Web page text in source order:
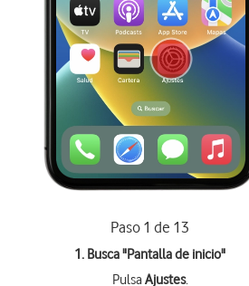
Paso 1 de 13
1. Busca "Pantalla de inicio"
PulsaAjustes.